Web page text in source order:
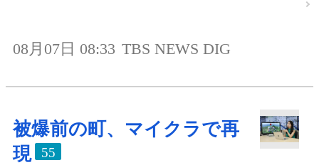
08月07日 08:33 TBS NEWS DIG
被爆前の町、マイクラで再
現
55